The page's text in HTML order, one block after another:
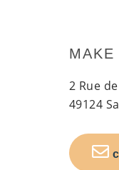
MAKE
2 Rue
49124